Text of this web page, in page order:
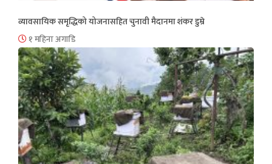
व्यावसायिक समृद्धिको योजनासहित चुनावी मैदानमा शंकर डुम्रे
१ महिना अगाडि